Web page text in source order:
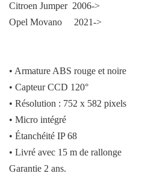
Citroen Jumper 2006->
Opel Movano 2021->
• Armature ABS rouge et noire
• Capteur CCD 120°
• Résolution : 752 x 582 pixels
• Micro intégré
• Étanchéité IP 68
• Livré avec 15 m de rallonge
Garantie 2 ans.